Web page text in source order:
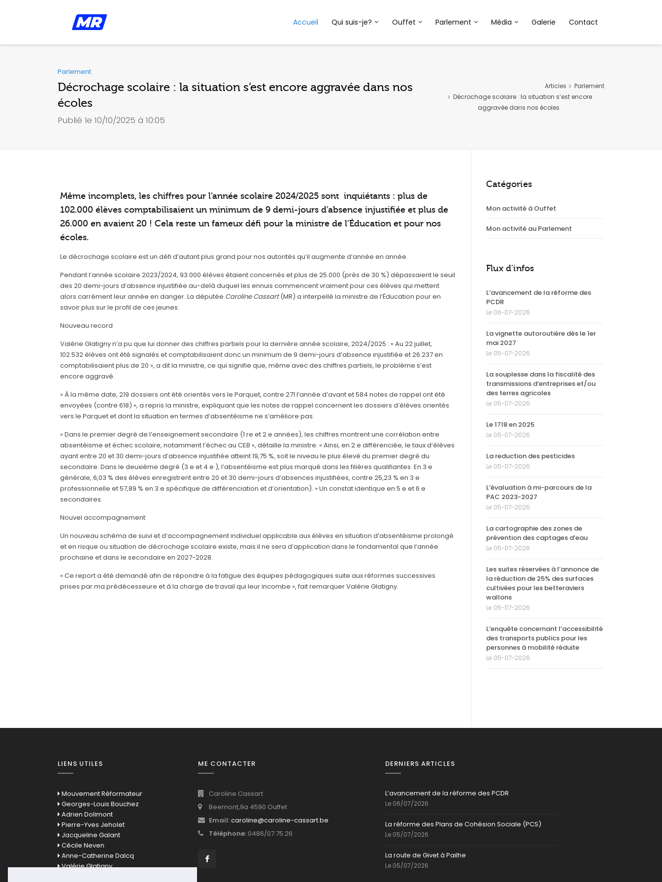
Accueil Qui suis-je? Ouffet Parlement Média Galerie Contact
Parlement
Décrochage scolaire : la situation s’est encore aggravée dans nos
écoles
Publié le 10/10/2025 à 10:05
Articles
Parlement
Décrochage scolaire : la situation s’est encore
aggravée dans nos écoles
Même incomplets, les chiffres pour l’année scolaire 2024/2025 sont inquiétants : plus de
102.000 élèves comptabilisaient un minimum de 9 demi-jours d’absence injustifiée et plus de
26.000 en avaient 20 ! Cela reste un fameux défi pour la ministre de l’Éducation et pour nos
écoles.
Le décrochage scolaire est un défi d’autant plus grand pour nos autorités qu’il augmente d’année en année.
Pendant l’année scolaire 2023/2024, 93.000 élèves étaient concernés et plus de 25.000 (près de 30 %) dépassaient le seuil
des 20 demi-jours d’absence injustifiée au-delà duquel les ennuis commencent vraiment pour ces élèves qui mettent
alors carrément leur année en danger. La députée Caroline Cassart(MR) a interpellé la ministre de l’Éducation pour en
savoir plus sur le profil de ces jeunes.
Nouveau record
Valérie Glatigny n’a pu que lui donner des chiffres partiels pour la dernière année scolaire, 2024/2025 : « Au 22 juillet,
102.532 élèves ont été signalés et comptabilisaient donc un minimum de 9 demi-jours d’absence injustifiée et 26.237 en
comptabilisaient plus de 20 », a dit la ministre, ce qui signifie que, même avec des chiffres partiels, le problème s’est
encore aggravé.
« À la même date, 219 dossiers ont été orientés vers le Parquet, contre 271 l’année d’avant et 584 notes de rappel ont été
envoyées (contre 618) », a repris la ministre, expliquant que les notes de rappel concernent les dossiers d’élèves orientés
vers le Parquet et dont la situation en termes d’absentéisme ne s’améliore pas.
« Dans le premier degré de l’enseignement secondaire (1 re et 2 e années), les chiffres montrent une corrélation entre
absentéisme et échec scolaire, notamment l’échec au CEB », détaille la ministre. « Ainsi, en 2 e différenciée, le taux d’élèves
ayant entre 20 et 30 demi-jours d’absence injustifiée atteint 19,75 %, soit le niveau le plus élevé du premier degré du
secondaire. Dans le deuxième degré (3 e et 4 e ), l’absentéisme est plus marqué dans les filières qualifiantes. En 3 e
générale, 6,03 % des élèves enregistrent entre 20 et 30 demi-jours d’absences injustifiées, contre 25,23 % en 3 e
professionnelle et 57,89 % en 3 e spécifique de différenciation et d’orientation). » Un constat identique en 5 e et 6 e
secondaires.
Nouvel accompagnement
Un nouveau schéma de suivi et d’accompagnement individuel applicable aux élèves en situation d’absentéisme prolongé
et en risque ou situation de décrochage scolaire existe, mais il ne sera d’application dans le fondamental que l’année
prochaine et dans le secondaire en 2027-2028.
« Ce report a été demandé afin de répondre à la fatigue des équipes pédagogiques suite aux réformes successives
prises par ma prédécesseure et à la charge de travail qui leur incombe », fait remarquer Valérie Glatigny.
Catégories
Mon activité à Ouffet
Mon activité au Parlement
Flux d'infos
L’avancement de la réforme des
PCDR
Le 06-07-2026
La vignette autoroutière dès le 1er
mai 2027
Le 05-07-2026
La souplesse dans la fiscalité des
transmissions d’entreprises et/ou
des terres agricoles
Le 05-07-2026
Le 1718 en 2025
Le 05-07-2026
La reduction des pesticides
Le 05-07-2026
L’évaluation à mi-parcours de la
PAC 2023-2027
Le 05-07-2026
La cartographie des zones de
prévention des captages d’eau
Le 05-07-2026
Les suites réservées à l’annonce de
la réduction de 25% des surfaces
cultivées pour les betteraviers
wallons
Le 05-07-2026
L’enquête concernant l’accessibilité
des transports publics pour les
personnes à mobilité réduite
Le 05-07-2026
LIENS UTILES
Mouvement Réformateur
Georges-Louis Bouchez
Adrien Dolimont
Pierre-Yves Jeholet
Jacqueline Galant
Cécile Neven
Anne-Catherine Dalcq
Valérie Glatigny
ME CONTACTER
Caroline Cassart
Beemont,9a 4590 Ouffet
Email:caroline@caroline-cassart.be
Téléphone: 0486/07.75.26
DERNIERS ARTICLES
L’avancement de la réforme des PCDR
Le 06/07/2026
La réforme des Plans de Cohésion Sociale (PCS)
Le 05/07/2026
La route de Givet à Pailhe
Le 05/07/2026